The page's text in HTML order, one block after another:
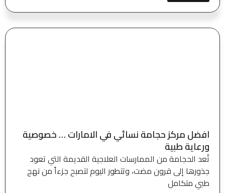
افضل مركز حجامة نسائي في الامارات … خصوصية
ورعاية طبية
تُعد الحجامة من الممارسات العلاجية القديمة التي تعود
جذورها إلى قرون مضت، وتتطور اليوم لتصبح جزءاً من نهج
طبي متكامل